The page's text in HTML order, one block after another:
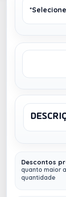
GARRAFA
Descontos
quanto maior a
quantidade